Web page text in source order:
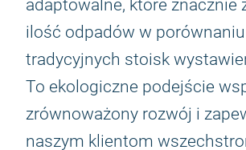
adaptowalne, które znacznie
ilość odpadów w
tradycyjnych stoisk
To ekologiczne podejście
zrównoważony rozwój i
naszym klientom